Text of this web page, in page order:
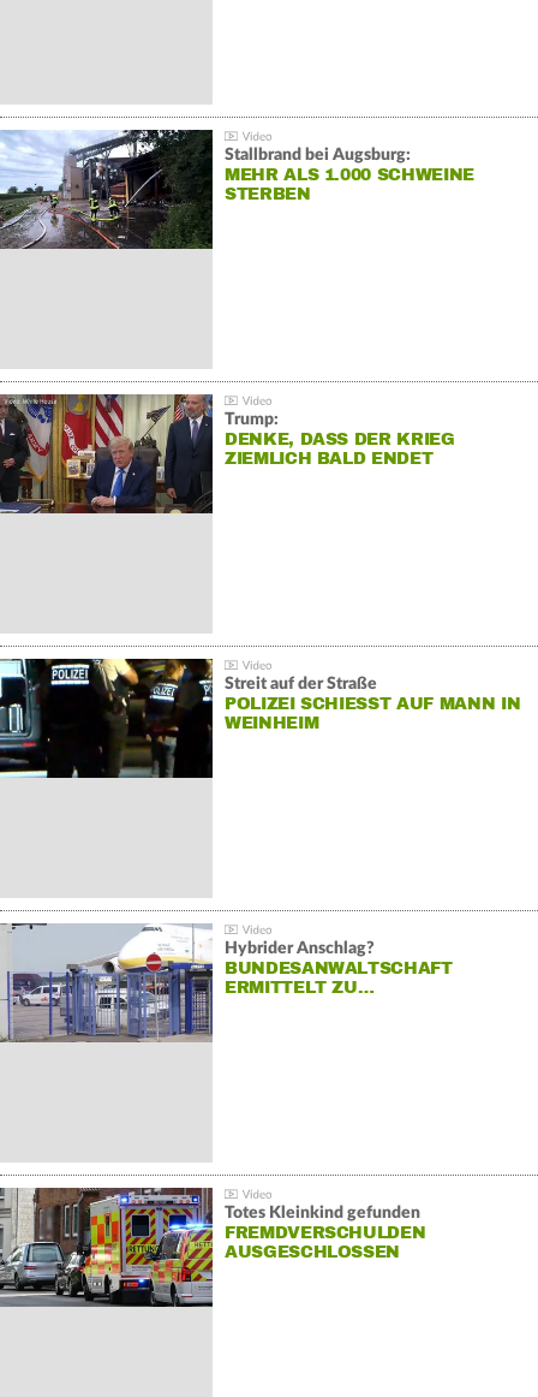
Stallbrand bei Augsburg:
MEHR ALS 1.000 SCHWEINE
STERBEN
Trump:
DENKE, DASS DER KRIEG
ZIEMLICH BALD ENDET
Streit auf der Straße
POLIZEI SCHIESST AUF MANN IN W
EINHEIM
Hybrider Anschlag?
BUNDESANWALTSCHAFT
ERMITTELT ZU…
Totes Kleinkind gefunden
FREMDVERSCHULDEN
AUSGESCHLOSSEN